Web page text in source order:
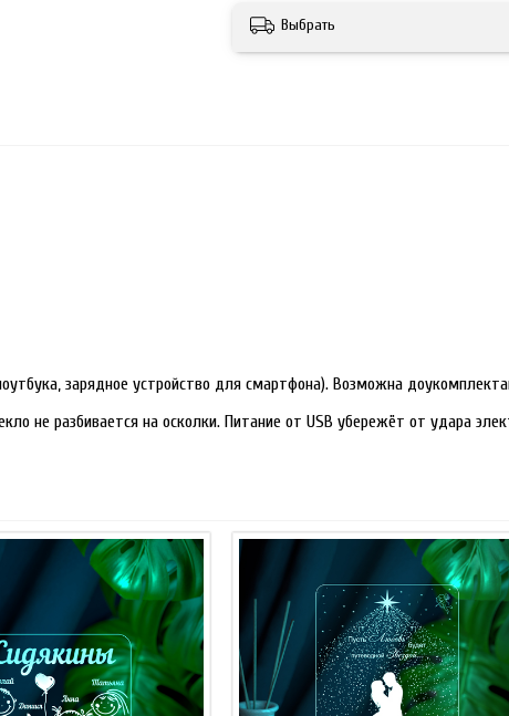
Выбрать
зарядное устройство для смартфона). Возможна
не разбивается на осколки. Питание от USB убережёт от удара